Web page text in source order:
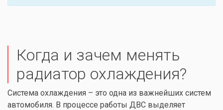
Когда и зачем менять
радиатор охлаждения?
Система охлаждения – это одна из важнейших систем
автомобиля. В процессе работы ДВС выделяет